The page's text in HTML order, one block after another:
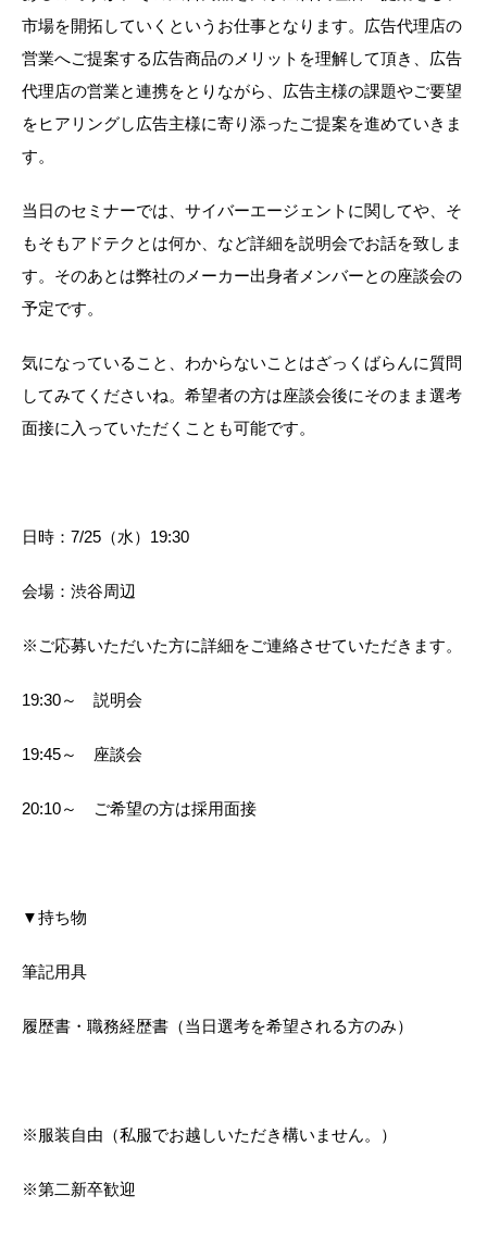
市場を開拓していくというお仕事となります。広告代理店の
営業へご提案する広告商品のメリットを理解して頂き、広告
代理店の営業と連携をとりながら、広告主様の課題やご要望
をヒアリングし広告主様に寄り添ったご提案を進めていきま
す。
当日のセミナーでは、サイバーエージェントに関してや、そ
もそもアドテクとは何か、など詳細を説明会でお話を致しま
す。そのあとは弊社のメーカー出身者メンバーとの座談会の
予定です。
気になっていること、わからないことはざっくばらんに質問
してみてくださいね。希望者の方は座談会後にそのまま選考
面接に入っていただくことも可能です。
日時：7/25（水）19:30
会場：渋谷周辺
※ご応募いただいた方に詳細をご連絡させていただきます。
19:30～ 説明会
19:45～ 座談会
20:10～ ご希望の方は採用面接
▼持ち物
筆記用具
履歴書・職務経歴書（当日選考を希望される方のみ）
※服装自由（私服でお越しいただき構いません。）
※第二新卒歓迎